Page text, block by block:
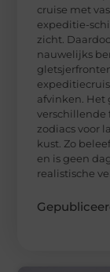
cruise met
expeditie-
zicht.
nauwelijks
afvinken. Het
verschillende
zodiacs voor
kust. Zo
en is geen
realistische